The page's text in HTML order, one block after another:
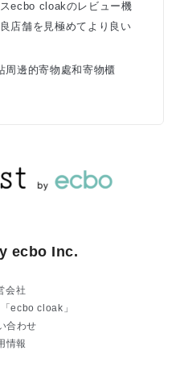
ecbo cloakのレビュー機
店舗を見極めてより良い
周邊的寄物處和寄物櫃
ecbo Inc.
会社
ecbo cloak」
合わせ
情報